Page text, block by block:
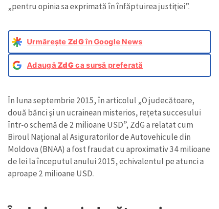
„pentru opinia sa exprimată în înfăptuirea justiţiei”.
Urmărește ZdGîn Google News
AdaugăZdG ca sursă preferată
În luna septembrie 2015, în articolul „O judecătoare,
două bănci şi un ucrainean misterios, reţeta succesului
într-o schemă de 2 milioane USD”, ZdG a relatat cum
Biroul Naţional al Asiguratorilor de Autovehicule din
Moldova (BNAA) a fost fraudat cu aproximativ 34 milioane
de lei la începutul anului 2015, echivalentul pe atunci a
aproape 2 milioane USD.